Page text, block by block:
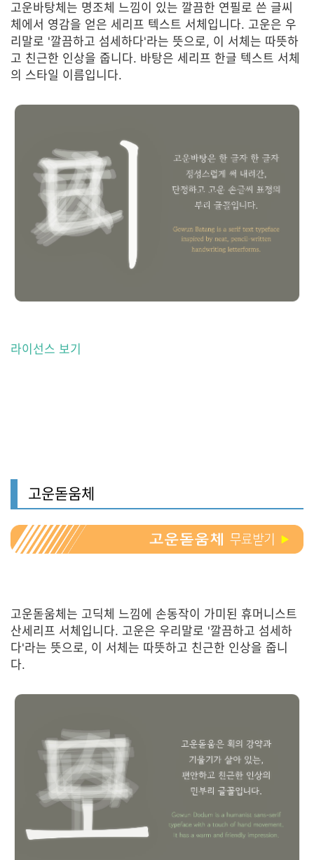
고운바탕체는 명조체 느낌이 있는 깔끔한 연필로 쓴 글씨
체에서 영감을 얻은 세리프 텍스트 서체입니다. 고운은 우
리말로 '깔끔하고 섬세하다'라는 뜻으로, 이 서체는 따뜻하
고 친근한 인상을 줍니다. 바탕은 세리프 한글 텍스트 서체
의 스타일 이름입니다.
라이선스 보기
고운돋움체
고운돋움체는 고딕체 느낌에 손동작이 가미된 휴머니스트
산세리프 서체입니다. 고운은 우리말로 '깔끔하고 섬세하
다'라는 뜻으로, 이 서체는 따뜻하고 친근한 인상을 줍니
다.